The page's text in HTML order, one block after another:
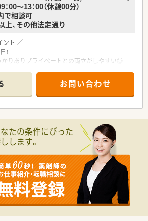
13：00（休憩00分）
で相談可
、その他法定通り
ント ／
！
りありプライベートとの両立がしやすい◎
環境を整えています。
度を導入！
できるか？」「どうしたら昇格できるか？」が
制◎
す ／
エリア）、岐阜県エリアに13店舗展開してい
局運営をされており、地域貢献をしたいとお
ています。
なく、高齢者施設の運営など介護の分野にも注
。
に勉強会をするなど、
ができており連携ができています。
ろうとしている雰囲気は、
お問い合わせ
たの条件にぴった
します。